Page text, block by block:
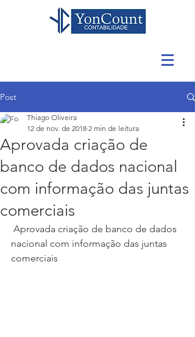
Post
Aprovada criação de
banco de dados nacional
com informação das juntas
comerciais
Thiago Oliveira
12 de nov. de 2018 2 min de leitura
nacional com informação das juntas
comerciais